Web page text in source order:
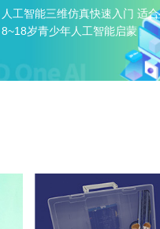
人工智能三维仿真快速入门 适合
8~18岁青少年人工智能启蒙